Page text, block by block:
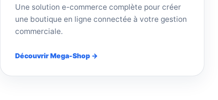
Une solution e-commerce complète pour créer
une boutique en ligne connectée à votre gestion
commerciale.
Découvrir Mega-Shop →